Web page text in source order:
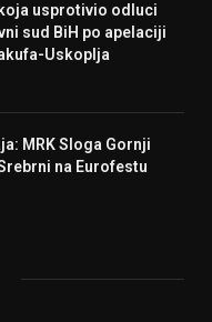
usprotivio odluci
sud BiH po apelaciji
Uskoplja
MRK Sloga Gornji
na Eurofestu